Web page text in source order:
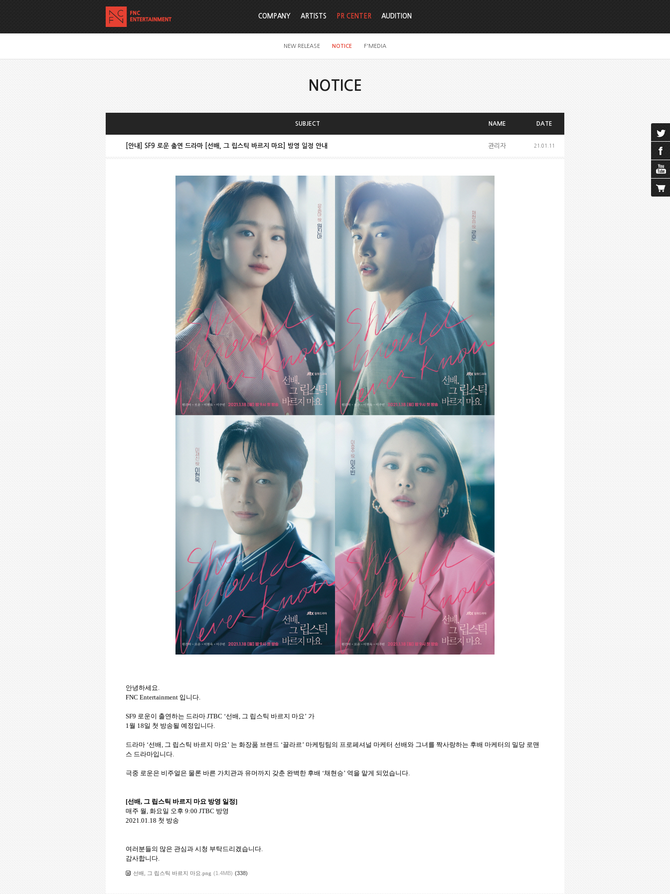
COMPANY ARTISTS PR CENTER
NEW RELEASE NOTICE F'MEDIA
AUDITION
NOTICE
SUBJECT NAME DATE
[안내] SF9 로운 출연 드라마 [선배, 그 립스틱 바르지 마요] 방영 일정 안내 관리자 21.01.11
안녕하세요.
FNC Entertainment 입니다.
SF9 로운이 출연하는 드라마 JTBC ‘선배, 그 립스틱 바르지 마요’ 가
1월 18일 첫 방송될 예정입니다.
드라마 ‘선배, 그 립스틱 바르지 마요’ 는 화장품 브랜드 ‘끌라르’ 마케팅팀의 프로페셔널 마케터 선배와 그녀를 짝사랑하는 후배 마케터의 밀당 로맨
스 드라마입니다.
극중 로운은 비주얼은 물론 바른 가치관과 유머까지 갖춘 완벽한 후배 ‘채현승’ 역을 맡게 되었습니다.
[선배, 그 립스틱 바르지 마요 방영 일정]
매주 월, 화요일 오후 9:00 JTBC 방영
2021.01.18 첫 방송
여러분들의 많은 관심과 시청 부탁드리겠습니다.
감사합니다.
선배, 그 립스틱 바르지 마요.png (1.4MB) (338)